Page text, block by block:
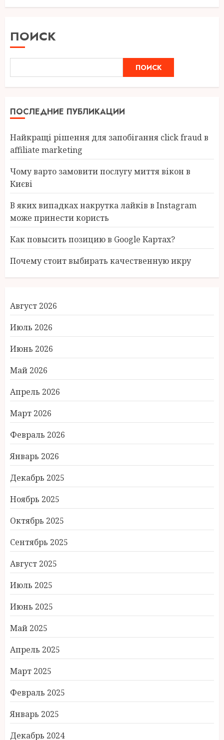
ПОИСК
ПОИСК
ПОСЛЕДНИЕ ПУБЛИКАЦИИ
Найкращі рішення для запобігання click fraud в
affiliate marketing
Чому варто замовити послугу миття вікон в
Києві
В яких випадках накрутка лайків в Instagram
може принести користь
Как повысить позицию в Google Картах?
Почему стоит выбирать качественную икру
Август 2026
Июль 2026
Июнь 2026
Май 2026
Апрель 2026
Март 2026
Февраль 2026
Январь 2026
Декабрь 2025
Ноябрь 2025
Октябрь 2025
Сентябрь 2025
Август 2025
Июль 2025
Июнь 2025
Май 2025
Апрель 2025
Март 2025
Февраль 2025
Январь 2025
Декабрь 2024